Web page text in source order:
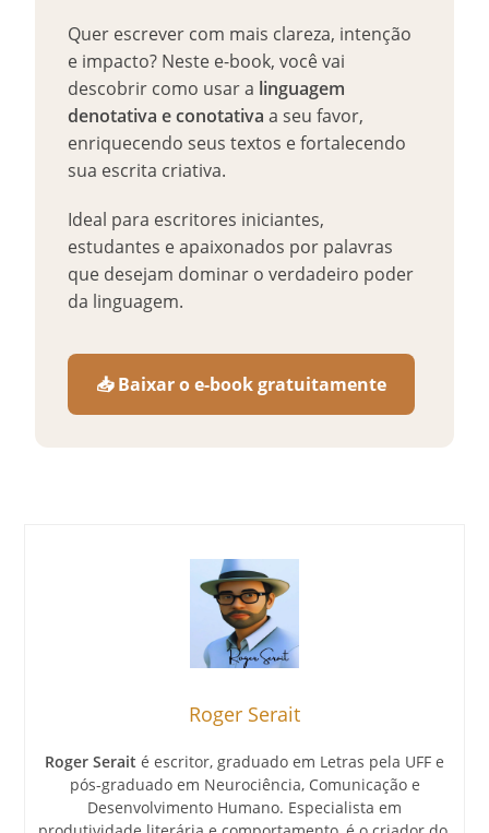
Quer escrever com mais clareza, intenção
e impacto? Neste e-book, você vai
descobrir como usar a linguagem
denotativa e conotativa a seu favor,
enriquecendo seus textos e fortalecendo
sua escrita criativa.
Ideal para escritores iniciantes,
estudantes e apaixonados por palavras
que desejam dominar o verdadeiro poder
da linguagem.
📥 Baixar o e-book gratuitamente
Roger Serait
Roger Serait é escritor, graduado em Letras pela UFF e
pós-graduado em Neurociência, Comunicação e
Desenvolvimento Humano. Especialista em